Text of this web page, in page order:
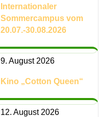
Internationaler
Sommercampus vom
20.07.-30.08.2026
9. August 2026
Kino „Cotton Queen“
12. August 2026